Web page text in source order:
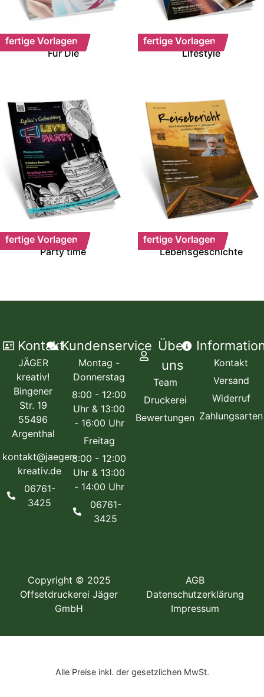
fertige Vorlagen
Für Die
fertige Vorlagen
Lifestyle
fertige Vorlagen
Party time
fertige Vorlagen
Lebensgeschichte
Kontakt
JÄGER
kreativ!
Bingener
Str. 19
55496
Argenthal
kontakt@jaeger-
kreativ.de
06761-
3425
Kundenservice
Montag -
Donnerstag
8:00 - 12:00
Uhr & 13:00
- 16:00 Uhr
Freitag
8:00 - 12:00
Uhr & 13:00
- 14:00 Uhr
06761-
3425
Über
uns
Team
Druckerei
Bewertungen
Kontakt
Versand
Widerruf
Zahlungsarten
Copyright © 2025
Offsetdruckerei Jäger
GmbH
AGB
Datenschutzerklärung
Impressum
Alle Preise inkl. der gesetzlichen MwSt.